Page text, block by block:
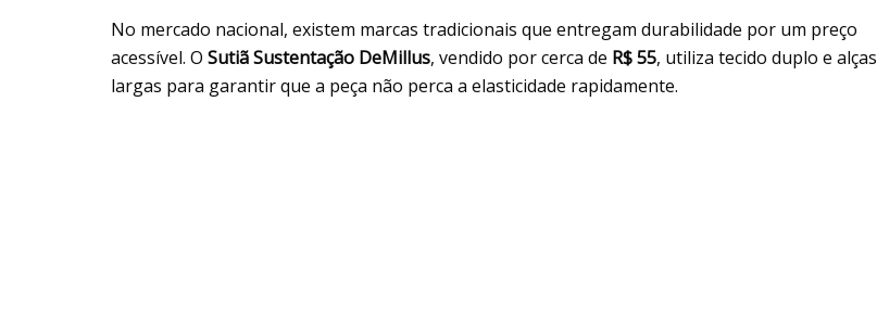
No mercado nacional, existem marcas tradicionais que entregam durabilidade por um preço
acessível. O Sutiã Sustentação DeMillus, vendido por cerca de R$ 55, utiliza tecido duplo e alças
largas para garantir que a peça não perca a elasticidade rapidamente.